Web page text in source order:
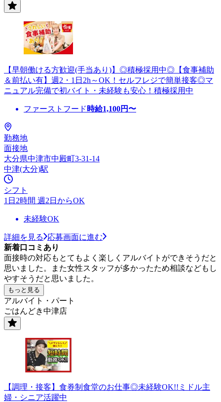
【早朝働ける方歓迎(手当あり)】◎積極採用中◎【食事補助
＆前払い有】週2・1日2h～OK！セルフレジで簡単接客◎マ
ニュアル完備で初バイト・未経験も安心！積極採用中
ファーストフード 時給1,100円〜
勤務地
面接地
大分県中津市中殿町3-31-14
中津(大分)駅
シフト
1日2時間 週2日からOK
未経験OK
詳細を見る
応募画面に進む
新着口コミあり
面接時の対応もとてもよく楽しくアルバイトができそうだと
思いました。また女性スタッフが多かったため相談などもし
やすそうだと思いました。
もっと見る
アルバイト・パート
ごはんどき中津店
【調理・接客】食券制食堂のお仕事◎未経験OK!!ミドル主
婦・シニア活躍中